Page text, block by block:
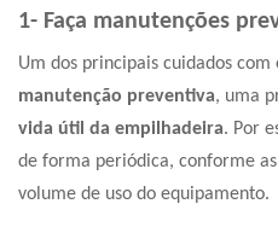
1- Faça manutenções
Um dos principais cuidados
manutenção preventiva, uma
vida útil da empilhadeira. Por
de forma periódica, conforme
volume de uso do equipamento.